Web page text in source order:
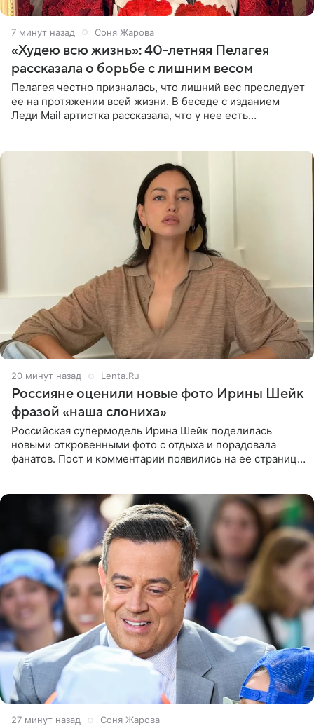
8 минут назад Соня Жарова
«Худею всю жизнь»: 40-летняя Пелагея
рассказала о борьбе с лишним весом
Пелагея честно призналась, что лишний вес преследует
ее на протяжении всей жизни. В беседе с изданием
Леди Mail артистка рассказала, что у нее есть
21 минуту назад Lenta.Ru
Россияне оценили новые фото Ирины Шейк
фразой «наша слониха»
Российская супермодель Ирина Шейк поделилась
новыми откровенными фото с отдыха и порадовала
фанатов. Пост и комментарии появились на ее странице
28 минут назад Соня Жарова